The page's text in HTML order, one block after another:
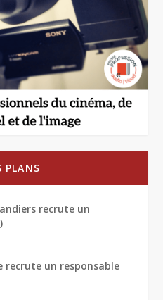
PLANS
recrute un
recrute un responsable